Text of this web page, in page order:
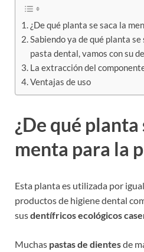
¿De qué planta se saca la
Sabiendo ya de qué planta
pasta dental, vamos con su
La extracción del
Ventajas de uso
¿De qué planta
menta para la
Esta planta es utilizada por
productos de higiene dental
susdentífricos ecológicos
Muchas pastas de dientesde